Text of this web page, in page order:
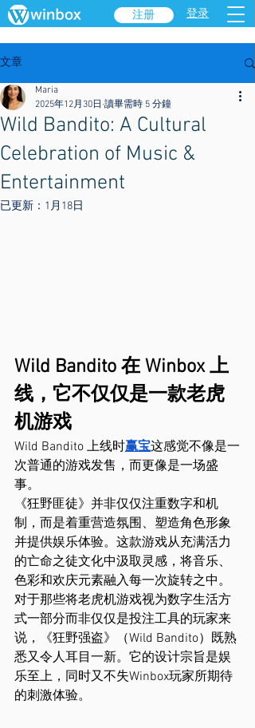
注册 登录
文章
Wild Bandito: A Cultural
Celebration of Music &
Entertainment
Maria
2025年12月30日 讀畢需時 5 分鐘
已更新： 1月18日
Wild Bandito 在 Winbox 上
线，它不仅仅是一款老虎
机游戏
Wild Bandito 上线时赢宝这感觉不像是一
次普通的游戏发售，而更像是一场盛
事。
《狂野匪徒》并非仅仅注重数字和机
制，而是着重营造氛围、塑造角色形象
并提供娱乐体验。这款游戏从充满活力
的亡命之徒文化中汲取灵感，将音乐、
色彩和欢庆元素融入每一次旋转之中。
对于那些将老虎机游戏视为数字生活方
式一部分而非仅仅是投注工具的玩家来
说，《狂野强盗》（Wild Bandito）既熟
悉又令人耳目一新。它的设计宗旨是娱
乐至上，同时又不失Winbox玩家所期待
的刺激体验。